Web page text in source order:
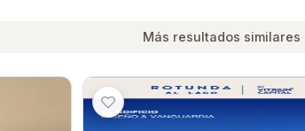
Más resultados similares